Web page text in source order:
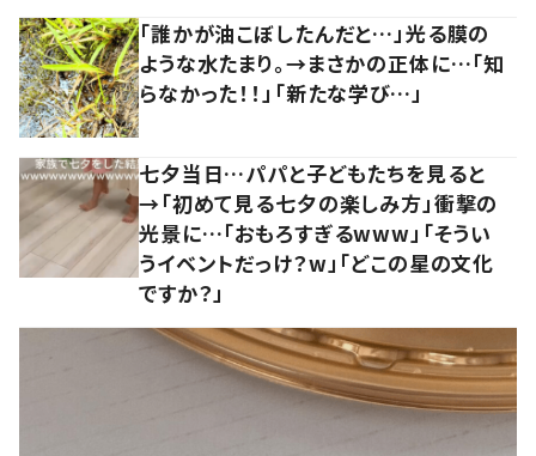
「誰かが油こぼしたんだと…」光る膜の
ような水たまり。→まさかの正体に…「知
らなかった！！」「新たな学び…」
七夕当日…パパと子どもたちを見ると
→「初めて見る七夕の楽しみ方」衝撃の
光景に…「おもろすぎるwww」「そうい
うイベントだっけ？w」「どこの星の文化
ですか？」